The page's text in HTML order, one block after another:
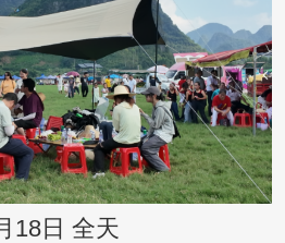
日 全天